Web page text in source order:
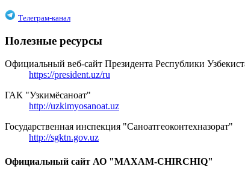
Телеграм-канал
Полезные ресурсы
Официальный веб-сайт Президента Республики
https://president.uz/ru
ГАК "Узкимёсаноат"
http://uzkimyosanoat.uz
Государственная инспекция "Саноатгеоконтехназорат"
http://sgktn.gov.uz
Официальный сайт АО "MAXAM-CHIRCHIQ"